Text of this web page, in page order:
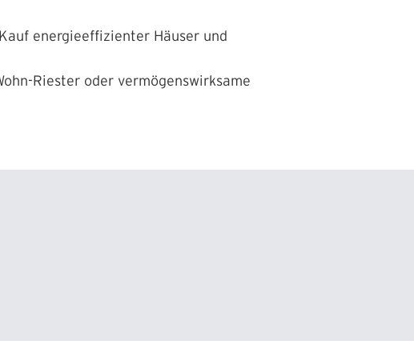
energieeffizienter Häuser und
Riester oder vermögenswirksame